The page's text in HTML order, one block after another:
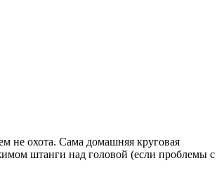
не охота. Сама домашняя круговая
штанги над головой (если проблемы с